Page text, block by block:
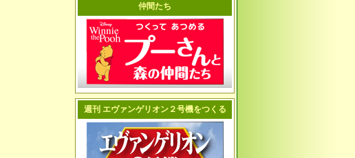
仲間たち
週刊 エヴァンゲリオン２号機をつくる